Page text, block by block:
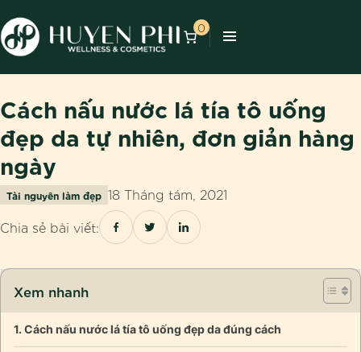
0
Cách nấu nước lá tía tô uống
đẹp da tự nhiên, đơn giản hàng
ngày
Tài nguyên làm đẹp 18 Tháng tám, 2021
Chia sẻ bài viết:
Xem nhanh
Cách nấu nước lá tía tô uống đẹp da đúng cách